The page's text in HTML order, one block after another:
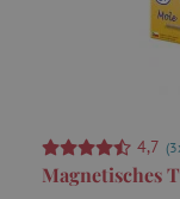
4,7
Magnetisches